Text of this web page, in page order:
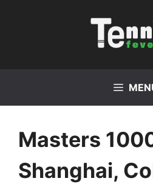
Masters
Shanghai,